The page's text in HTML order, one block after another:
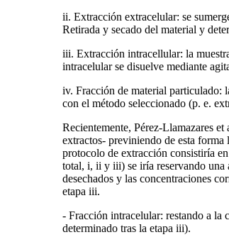
ii. Extracción extracelular: se
Retirada y secado del material y
iii. Extracción intracellular: la
intracelular se disuelve mediante
iv. Fracción de material particulado:
con el método seleccionado (p. e.
Recientemente, Pérez-Llamazares
extractos- previniendo de esta forma
protocolo de extracción consistiría
total, i, ii y iii) se iría reservando una
desechados y las concentraciones
etapa iii.
- Fracción intracelular: restando a la
determinado tras la etapa iii).